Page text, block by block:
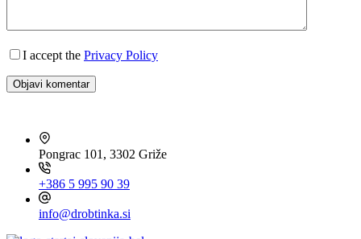
I accept the Privacy Policy
Objavi komentar
Pongrac 101, 3302 Griže
+386 5 995 90 39
info@drobtinka.si